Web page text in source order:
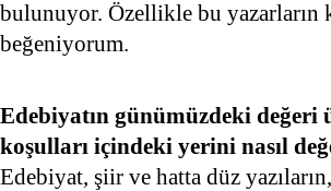
bulunuyor. Özellikle bu yazarların
beğeniyorum.
Edebiyatın günümüzdeki değeri
koşulları içindeki yerini nasıl
Edebiyat, şiir ve hatta düz